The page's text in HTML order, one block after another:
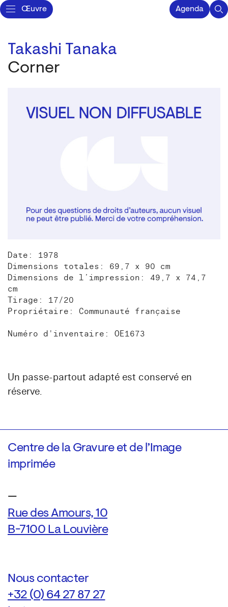
Œuvre Agenda
Takashi Tanaka
Corner
Date: 1978
Dimensions totales: 69,7 x 90 cm
Dimensions de l’impression: 49,7 x 74,7
cm
Tirage: 17/20
Propriétaire: Communauté française
Numéro d'inventaire: OE1673
Un passe-partout adapté est conservé en
réserve.
Centre de la Gravure et de l’Image
imprimée
—
Rue des Amours, 10
B-7100 La Louvière
Nous contacter
+32 (0) 64 27 87 27